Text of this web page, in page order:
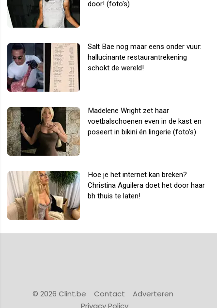
door! (foto's)
Salt Bae nog maar eens onder vuur:
hallucinante restaurantrekening
schokt de wereld!
Madelene Wright zet haar
voetbalschoenen even in de kast en
poseert in bikini én lingerie (foto's)
Hoe je het internet kan breken?
Christina Aguilera doet het door haar
bh thuis te laten!
© 2026 Clint.be Contact
Adverteren
Privacy Policy